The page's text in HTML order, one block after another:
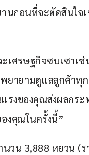
นก่อนที่จะตัดสินใจ
เศรษฐกิจซบเซาเ
พยายามดูแลลูกค้า
รงของคุณส่งผลกร
งคุณในครั้งนี้”
วน 3,888 หยวน (